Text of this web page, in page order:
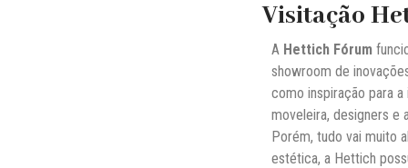
Visitação
A Hettich Fórum
showroom de
como inspiração para a
moveleira, designers e
Porém, tudo vai muito
estética, a Hettich